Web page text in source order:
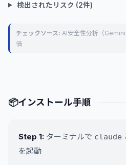
検出されたリスク (2件)
チェックソース: AI安全性分析（
価
📦インストール手順
Step 1: ターミナルで claude
を起動